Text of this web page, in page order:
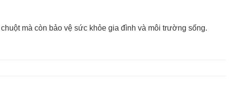
mà còn bảo vệ sức khỏe gia đình và môi trường sống.